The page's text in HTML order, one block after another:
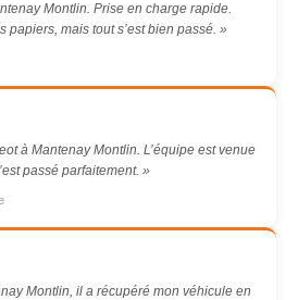
Montlin. Prise en charge rapide.
papiers, mais tout s’est bien passé. »
à Mantenay Montlin. L’équipe est venue
passé parfaitement. »
Montlin, il a récupéré mon véhicule en